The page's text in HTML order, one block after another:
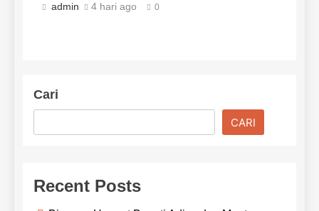
admin 4 hari ago 0
Cari
CARI
Recent Posts